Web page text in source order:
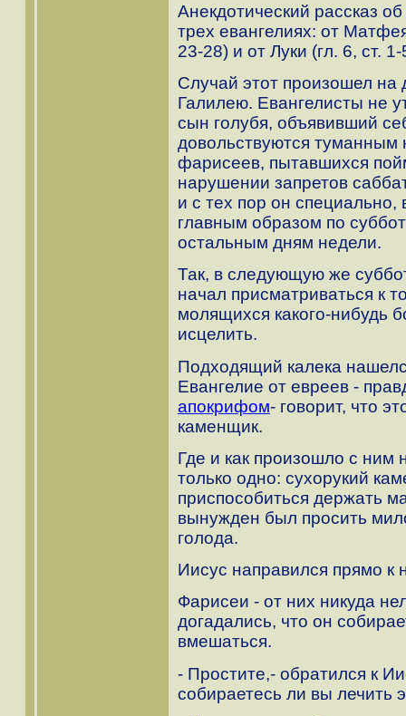
Анекдотический рассказ
трех евангелиях: от
23-28) и от Луки (гл. 6, ст. 1-
Случай этот произошел
Галилею. Евангелисты не
сын голубя, объявивший
довольствуются туманным
фарисеев, пытавшихся
нарушении запретов
и с тех пор он специально,
главным образом по
остальным дням недели.
Так, в следующую же
начал присматриваться к
молящихся какого-нибудь
исцелить.
Подходящий калека
Евангелие от евреев -
апокрифом- говорит, что
каменщик.
Где и как произошло с ним
только одно: сухорукий
приспособиться держать
вынужден был просить
голода.
Иисус направился прямо к
Фарисеи - от них никуда
догадались, что он
вмешаться.
- Простите,- обратился к
собираетесь ли вы лечить